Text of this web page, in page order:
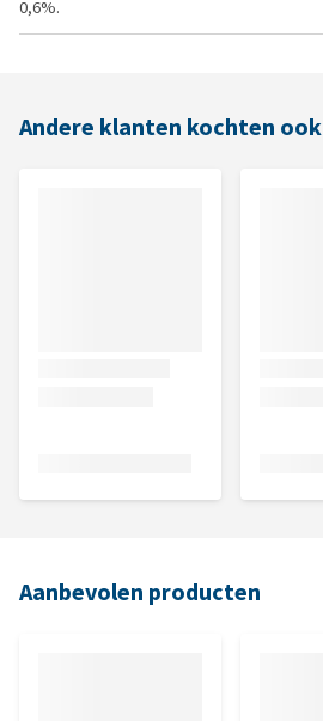
0,6%.
Andere klanten kochten ook
Aanbevolen producten